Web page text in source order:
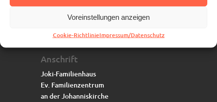
Voreinstellungen anzeigen
Cookie-RichtlinieImpressum/Datenschutz
Anschrift
Joki-Familienhaus
Ev. Familienzentrum
an der Johanniskirche